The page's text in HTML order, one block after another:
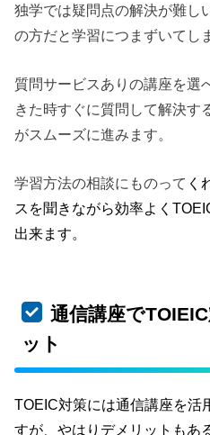
独学では疑問点の解決が難し
の方だと学習につまずいてし
質問サービスありの講座を選
きた時すぐに質問して解決す
がスムーズに進みます。
学習方法の相談にものって く
スを聞きながら効率よく
出来ます。
通信講座で
ット
TOEIC対策には通信講座を活
すが、やはりデメリットもあ